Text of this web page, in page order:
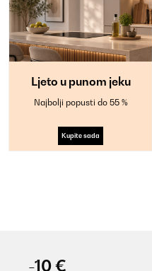
Ljeto u punom jeku
Najbolji popusti do 55 %
Kupite sada
-10 €